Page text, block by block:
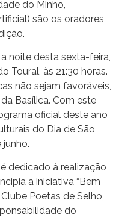
do Minho,
são os oradores
noite desta sexta-feira,
Toural, às 21:30 horas.
não sejam favoráveis,
Basílica. Com este
oficial deste ano
do Dia de São
junho.
dedicado à realização
a iniciativa “Bem
Poetas de Selho,
do